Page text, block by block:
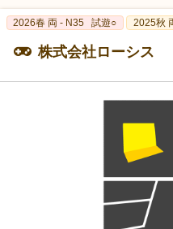
2026春 両 - N35 試遊○ 2025秋
株式会社ローシス